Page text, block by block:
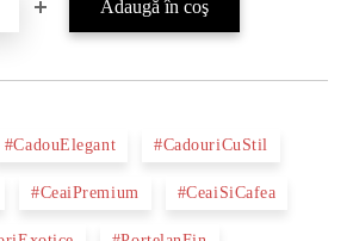
#CadouElegant #CadouriCuStil
#CeaiPremium #CeaiSiCafea